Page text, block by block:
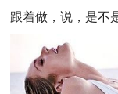
跟着做，说，是不